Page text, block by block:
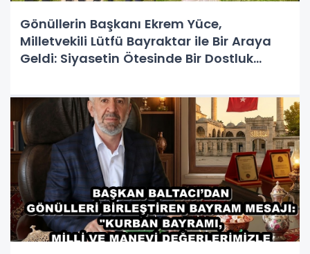
Gönüllerin Başkanı Ekrem Yüce,
Milletvekili Lütfü Bayraktar ile Bir Araya
Geldi: Siyasetin Ötesinde Bir Dostluk